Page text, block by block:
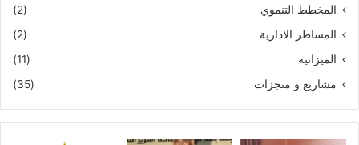
المخطط التنموي
(2)
المساطر الادارية
(2)
الميزانية
(11)
مشاريع و منجزات
(35)